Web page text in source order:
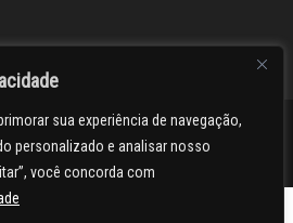
sua experiência de navegação,
personalizado e analisar nosso
você concorda com